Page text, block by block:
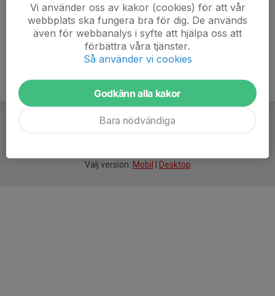
Välj version: Mobil Desktop
Vi använder oss av kakor (cookies) för att vår
webbplats ska fungera bra för dig. De används
även för webbanalys i syfte att hjälpa oss att
förbättra våra tjänster.
Så använder vi cookies
Godkänn alla kakor
Bara nödvändiga